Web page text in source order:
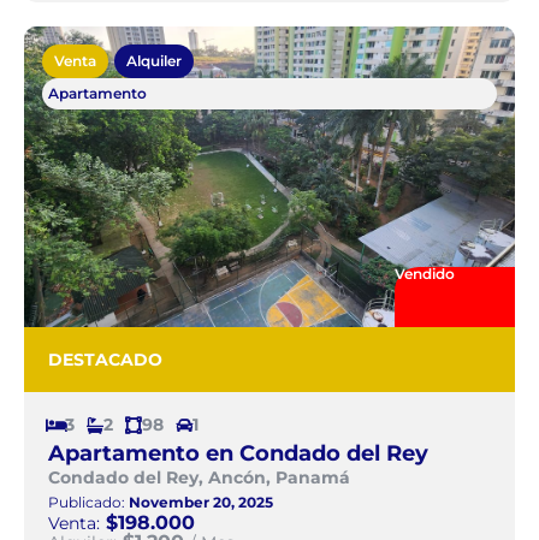
Venta
Alquiler
Apartamento
Vendido
DESTACADO
3 2 98 1
Apartamento en Condado del Rey
Condado del Rey, Ancón, Panamá
Publicado: November 20, 2025
Venta: $198.000